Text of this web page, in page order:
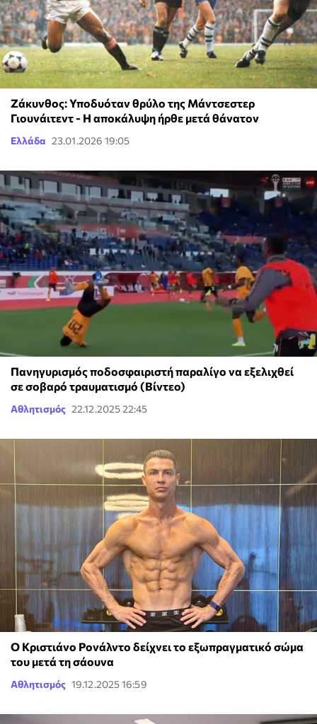
Ζάκυνθος: Υποδυόταν θρύλο της Μάντσεστερ
Γιουνάιτεντ - Η αποκάλυψη ήρθε μετά θάνατον
Ελλάδα 23.01.2026 19:05
Πανηγυρισμός ποδοσφαιριστή παραλίγο να εξελιχθεί
σε σοβαρό τραυματισμό (Βίντεο)
Αθλητισμός 22.12.2025 22:45
Ο Κριστιάνο Ρονάλντο δείχνει το εξωπραγματικό σώμα
του μετά τη σάουνα
Αθλητισμός 19.12.2025 16:59